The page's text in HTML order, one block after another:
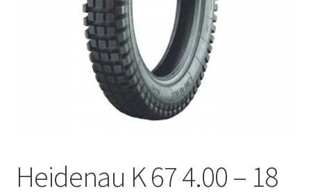
Heidenau K 67 4.00 – 18